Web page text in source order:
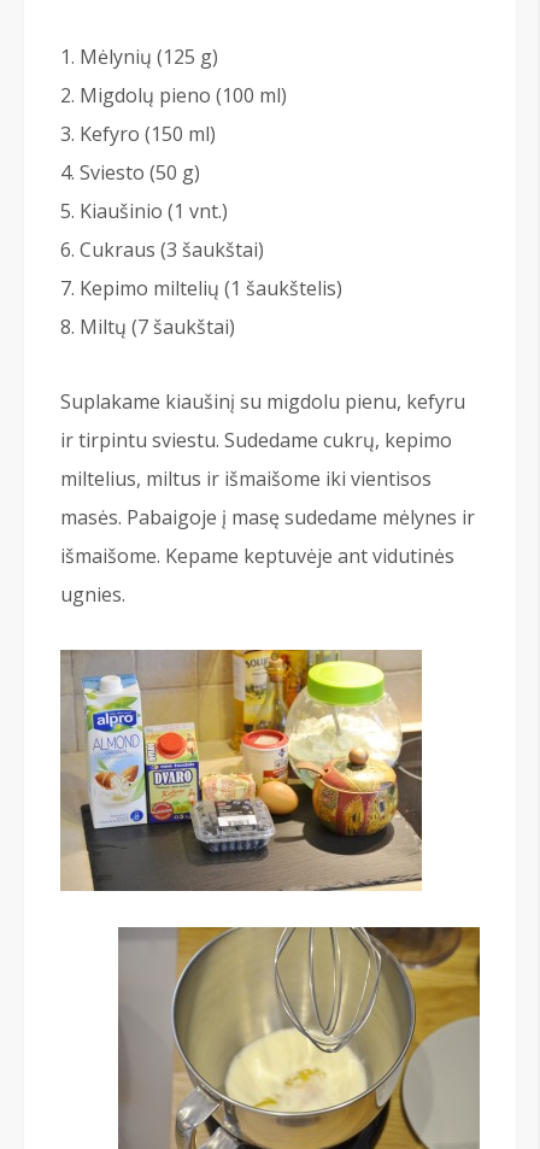
Mėlynių (125 g)
Migdolų pieno (100 ml)
Kefyro (150 ml)
Sviesto (50 g)
Kiaušinio (1 vnt.)
Cukraus (3 šaukštai)
Kepimo miltelių (1 šaukštelis)
Miltų (7 šaukštai)
Suplakame kiaušinį su migdolu pienu, kefyru
ir tirpintu sviestu. Sudedame cukrų, kepimo
miltelius, miltus ir išmaišome iki vientisos
masės. Pabaigoje į masę sudedame mėlynes ir
išmaišome. Kepame keptuvėje ant vidutinės
ugnies.